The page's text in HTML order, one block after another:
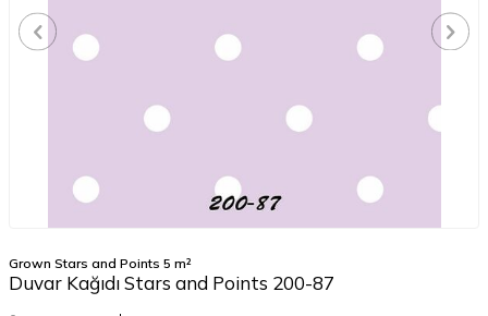
Grown Stars and Points 5 m²
Duvar Kağıdı Stars and Points 200-87